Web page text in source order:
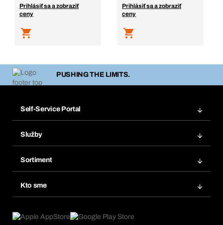
Prihlásiť sa a zobraziť
ceny
Prihlásiť sa a zobraziť
ceny
PUSHING THE LIMITS.
Self-Service Portal
Obľúbené
Opakované objednávky
Predplatné
Služby
Chemická databáza
eProcurement
Produktový poradca
Sortiment
Kto sme
Čo nás poháňa